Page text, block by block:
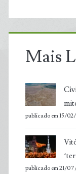
Mais
publicado em 15/
publicado em 21/